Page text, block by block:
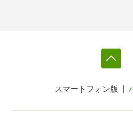
スマートフォン版